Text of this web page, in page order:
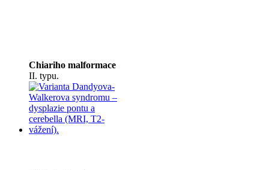
Chiariho malformace
II. typu.